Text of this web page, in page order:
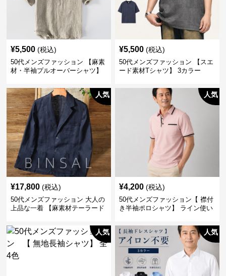
¥5,500 (税込)
50代メンズファッション 【麻素
材・半袖プルオーバーシャツ】
¥5,500 (税込)
50代メンズファッション 【スエ
ード素材Tシャツ】 3カラー
人気
¥17,800 (税込)
50代メンズファッション 大人の
上品な一着 【麻素材テーラード
人気
¥4,200 (税込)
50代メンズファッション【 襟付
き半袖ポロシャツ】 ライン使い
人気 人気